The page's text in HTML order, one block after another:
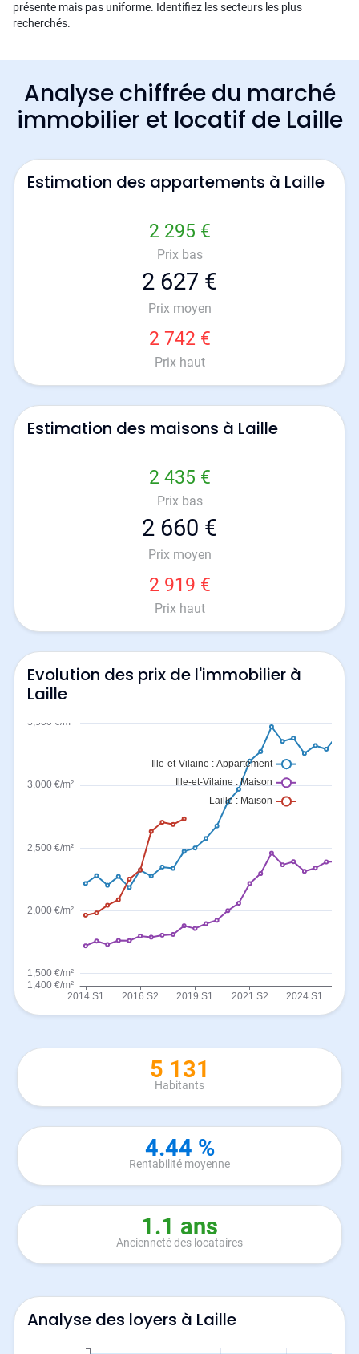
présente mais pas uniforme. Identifiez les secteurs les plus
recherchés.
Analyse chiffrée du marché
immobilier et locatif de Laille
Estimation des appartements à Laille
2 295 €
Prix bas
2 627 €
Prix moyen
2 742 €
Prix haut
Estimation des maisons à Laille
2 435 €
Prix bas
2 660 €
Prix moyen
2 919 €
Prix haut
Evolution des prix de l'immobilier à
Laille
5 131
Habitants
4.44 %
Rentabilité moyenne
1.1 ans
Ancienneté des locataires
Analyse des loyers à Laille